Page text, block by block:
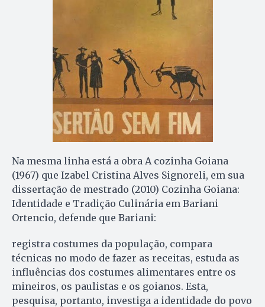
Na mesma linha está a obra A cozinha Goiana
(1967) que Izabel Cristina Alves Signoreli, em sua
dissertação de mestrado (2010) Cozinha Goiana:
Identidade e Tradição Culinária em Bariani
Ortencio, defende que Bariani:
registra costumes da população, compara
técnicas no modo de fazer as receitas, estuda as
influências dos costumes alimentares entre os
mineiros, os paulistas e os goianos. Esta,
pesquisa, portanto, investiga a identidade do povo